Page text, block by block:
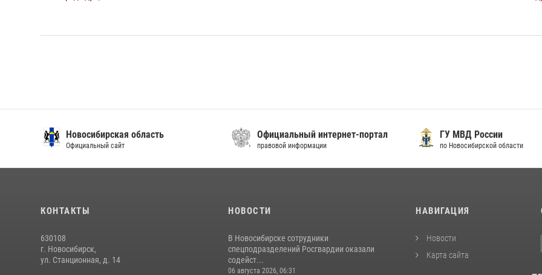
Новосибирская область
Официальный сайт
Официальный интернет-портал
правовой информации
ГУ МВД России
по Новосибирской области
КОНТАКТЫ
630108
г. Новосибирск,
ул. Станционная, д. 14
НОВОСТИ
В Новосибирске сотрудники
спецподразделений Росгвардии оказали
содейст...
06 августа 2026, 06:31
НАВИГАЦИЯ
Новости
Карта сайта